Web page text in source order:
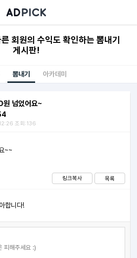
회원의 수익도 확인하는 뽐내기
게시판!
뽐내기 아카데미
넘었어요~
조회:136
~~
링크복사 목록
합니다!